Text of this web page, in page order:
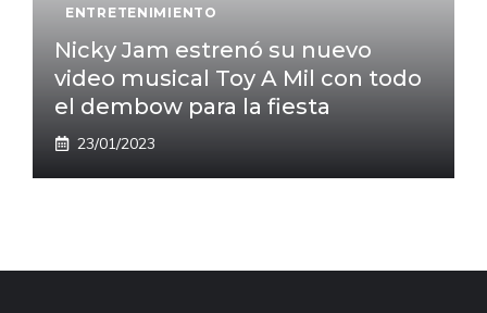
ENTRETENIMIENTO
Nicky Jam estrenó su nuevo
video musical Toy A Mil con todo
el dembow para la fiesta
23/01/2023